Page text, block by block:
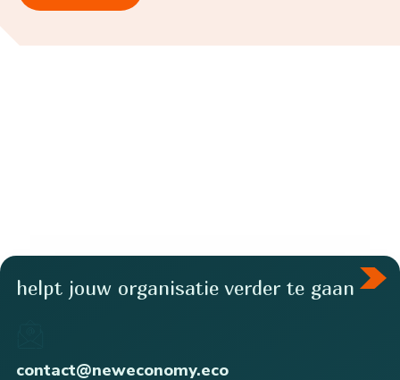
helpt jouw organisatie verder te gaan
contact@neweconomy.eco